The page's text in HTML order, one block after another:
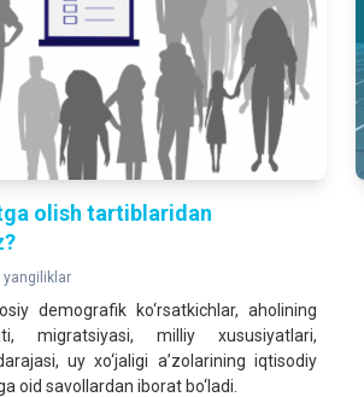
olish tartiblaridan
yangiliklar
demografik ko‘rsatkichlar, aholining
migratsiyasi, milliy xususiyatlari,
uy xo‘jaligi aʼzolarining iqtisodiy
oid savollardan iborat bo‘ladi.